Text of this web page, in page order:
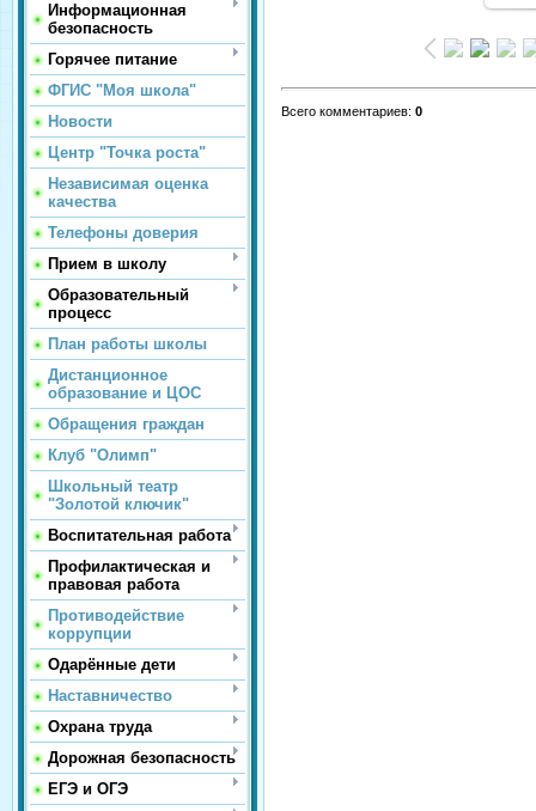
Информационная
безопасность
Горячее питание
ФГИС "Моя школа"
Новости
Центр "Точка роста"
Независимая оценка
качества
Телефоны доверия
Прием в школу
Образовательный
процесс
План работы школы
Дистанционное
образование и ЦОС
Обращения граждан
Клуб "Олимп"
Школьный театр
"Золотой ключик"
Воспитательная работа
Профилактическая и
правовая работа
Противодействие
коррупции
Одарённые дети
Наставничество
Охрана труда
Дорожная безопасность
ЕГЭ и ОГЭ
Всего комментариев: 0